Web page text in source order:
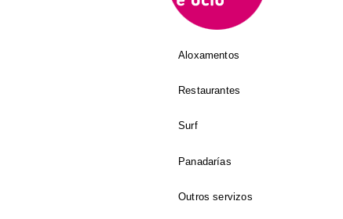
Aloxamentos
Restaurantes
Surf
Panadarías
Outros servizos